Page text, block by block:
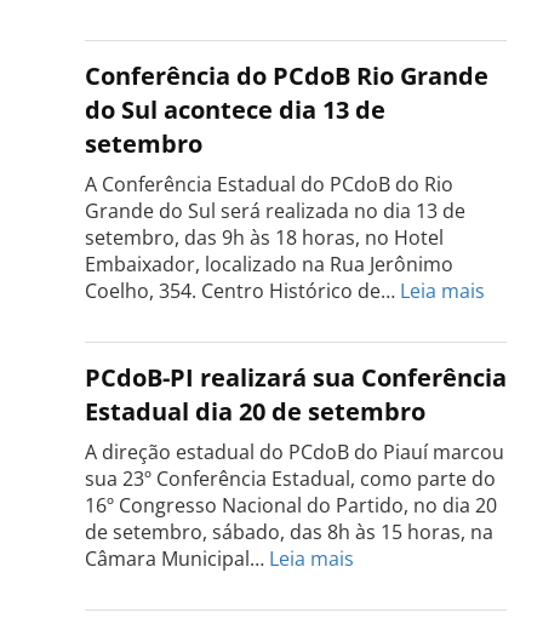
Estadual
do
PCdoB
Tocantins
será
realizada
dia
18
de
setembro
Conferência do PCdoB Rio Grande
do Sul acontece dia 13 de
setembro
A Conferência Estadual do PCdoB do Rio
Grande do Sul será realizada no dia 13 de
setembro, das 9h às 18 horas, no Hotel
Embaixador, localizado na Rua Jerônimo
Coelho, 354. Centro Histórico de… Leia mais
do
PCdoB
Rio
do
Sul
dia
PCdoB-PI realizará sua Conferência
Estadual dia 20 de setembro
A direção estadual do PCdoB do Piauí marcou
sua 23º Conferência Estadual, como parte do
16º Congresso Nacional do Partido, no dia 20
de setembro, sábado, das 8h às 15 horas, na
Câmara Municipal… Leia mais
PI